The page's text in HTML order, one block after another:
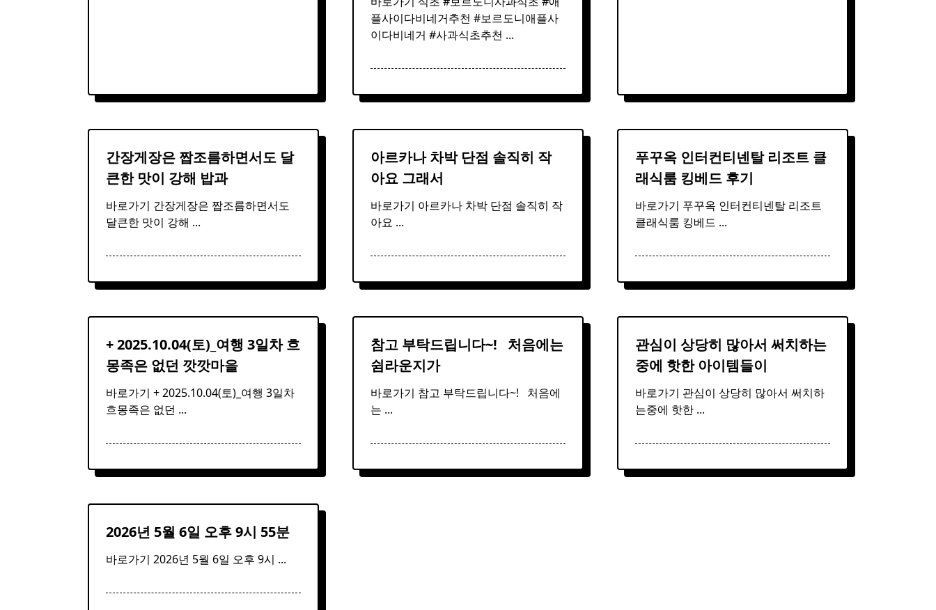
플사이다비네거추천 #보르도니애플사
이다비네거 #사과식초추천 ...
간장게장은 짭조름하면서도 달
큰한 맛이 강해 밥과
바로가기 간장게장은 짭조름하면서도
달큰한 맛이 강해 ...
아르카나 차박 단점 솔직히 작
아요 그래서
바로가기 아르카나 차박 단점 솔직히 작
아요 ...
푸꾸옥 인터컨티넨탈 리조트 클
래식룸 킹베드 후기
바로가기 푸꾸옥 인터컨티넨탈 리조트
클래식룸 킹베드 ...
+ 2025.10.04(토)_여행 3일차 흐
몽족은 없던 깟깟마을
바로가기 + 2025.10.04(토)_여행 3일차
흐몽족은 없던 ...
참고 부탁드립니다~! ​ ​ 처음에는
쉼라운지가
바로가기 참고 부탁드립니다~! ​ ​ 처음에
는 ...
관심이 상당히 많아서 써치하는
중에 핫한 아이템들이
바로가기 관심이 상당히 많아서 써치하
는중에 핫한 ...
2026년 5월 6일 오후 9시 55분
바로가기 2026년 5월 6일 오후 9시 ...